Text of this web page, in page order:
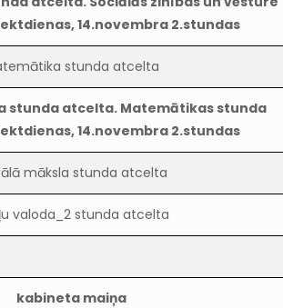
14.novembra 2.stundas
stunda atcelta
stunda atcelta. Matemātikas stunda
14.novembra 2.stundas
māksla stunda atcelta
valoda_2 stunda atcelta
kabineta maiņa